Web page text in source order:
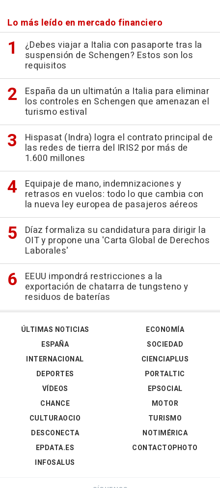
Lo más leído en mercado financiero
¿Debes viajar a Italia con pasaporte tras la
suspensión de Schengen? Estos son los
requisitos
España da un ultimatún a Italia para eliminar
los controles en Schengen que amenazan el
turismo estival
Hispasat (Indra) logra el contrato principal de
las redes de tierra del IRIS2 por más de
1.600 millones
Equipaje de mano, indemnizaciones y
retrasos en vuelos: todo lo que cambia con
la nueva ley europea de pasajeros aéreos
Díaz formaliza su candidatura para dirigir la
OIT y propone una 'Carta Global de Derechos
Laborales'
EEUU impondrá restricciones a la
exportación de chatarra de tungsteno y
residuos de baterías
ÚLTIMAS NOTICIAS
ESPAÑA
INTERNACIONAL
DEPORTES
VÍDEOS
ECONOMÍA
SOCIEDAD
CIENCIAPLUS
PORTALTIC
EPSOCIAL
CHANCE
CULTURAOCIO
DESCONECTA
EPDATA.ES
INFOSALUS
MOTOR
TURISMO
NOTIMÉRICA
CONTACTOPHOTO